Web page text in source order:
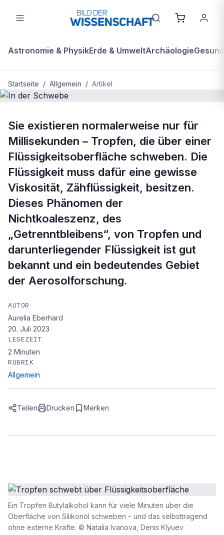
Astronomie & PhysikErde & UmweltArchäologie
Startseite / Allgemein / Artikel
In der Schwebe
Sie existieren normalerweise nur für
Millisekunden – Tropfen, die über einer
Flüssigkeitsoberfläche schweben. Die
Flüssigkeit muss dafür eine gewisse
Viskosität, Zähflüssigkeit, besitzen.
Dieses Phänomen der
Nichtkoaleszenz, des
„Getrenntbleibens“, von Tropfen und
darunterliegender Flüssigkeit ist gut
bekannt und ein bedeutendes Gebiet
der Aerosolforschung.
AUTOR
Aurelia Eberhard
20. Juli 2023
LESEZEIT
2 Minuten
RUBRIK
Allgemein
Teilen Drucken Merken
Ein Tropfen Butylalkohol kann für viele Minuten über die
Oberfläche von Silikonöl schweben – und das selbsttragend
ohne externe Kräfte. © Natalia Ivanova, Denis Klyuev